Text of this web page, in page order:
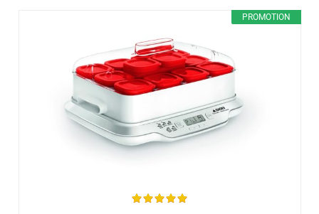
PROMOTION